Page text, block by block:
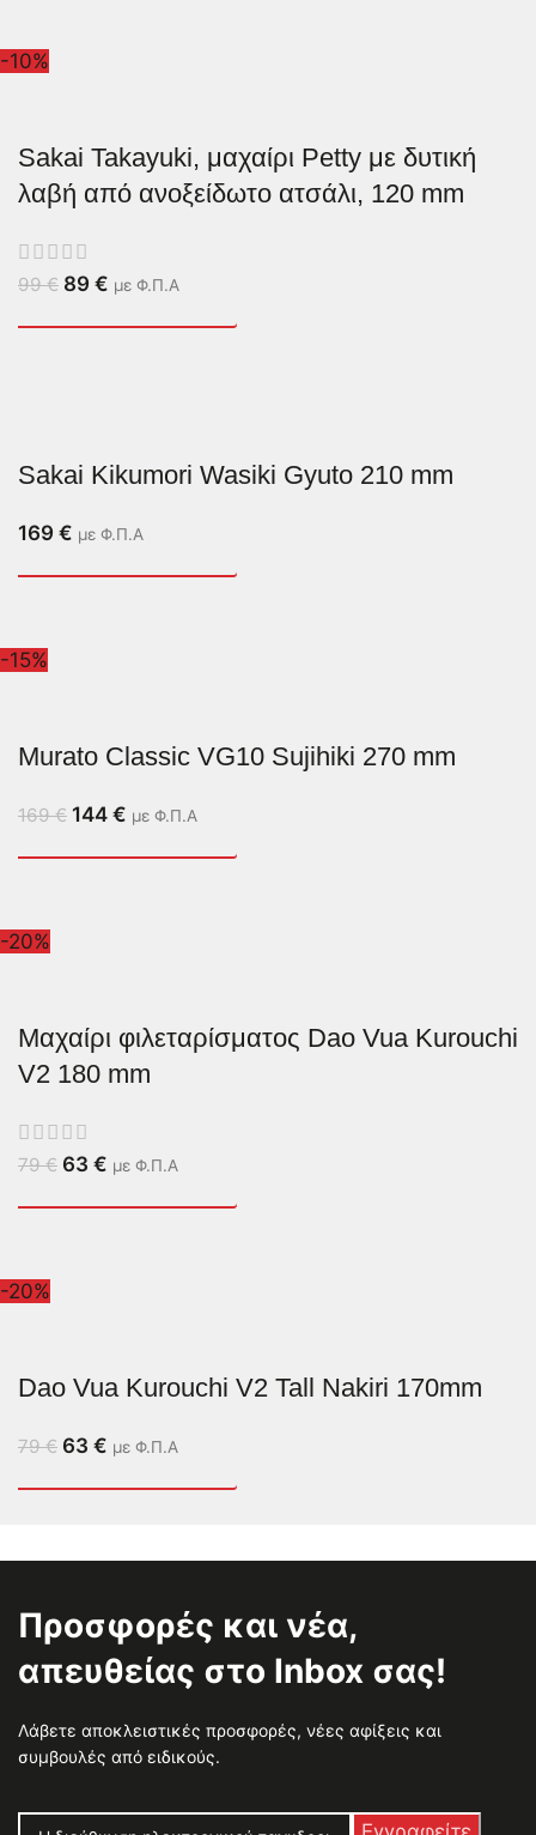
-10%
Sakai Takayuki, μαχαίρι Petty με δυτική
λαβή από ανοξείδωτο ατσάλι, 120 mm
99€ 89 € με Φ.Π.Α
Sakai Kikumori Wasiki Gyuto 210 mm
169 € με Φ.Π.Α
-15%
Murato Classic VG10 Sujihiki 270 mm
169€ 144 € με Φ.Π.Α
-20%
Μαχαίρι φιλεταρίσματος Dao Vua Kurouchi
V2 180 mm
79€ 63 € με Φ.Π.Α
-20%
Dao Vua Kurouchi V2 Tall Nakiri 170mm
79€ 63 € με Φ.Π.Α
Προσφορές και νέα,
απευθείας στο Inbox σας!
Λάβετε αποκλειστικές προσφορές, νέες αφίξεις και
συμβουλές από ειδικούς.